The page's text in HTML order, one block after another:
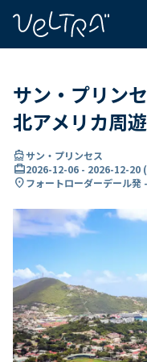
サン・プリン
北アメリカ周
directions_boatサン・プリンセス
card_travel2026-12-06 - 2026-12-20 (
location_onフォートローダーデール発